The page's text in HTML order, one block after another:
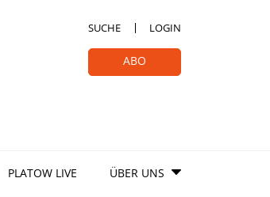
SUCHE LOGIN
ABO
PLATOW LIVE ÜBER UNS